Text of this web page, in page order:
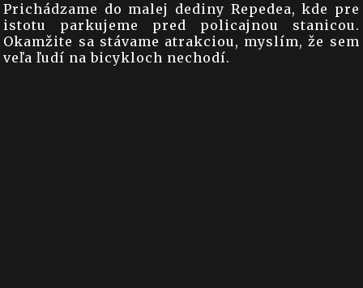
Prichádzame do malej dediny Repedea, kde pre
istotu parkujeme pred policajnou stanicou.
Okamžite sa stávame atrakciou, myslím, že sem
veľa ľudí na bicykloch nechodí.